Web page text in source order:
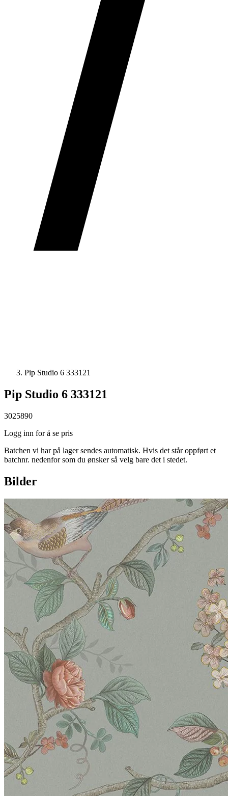
Pip Studio 6 333121
Pip Studio 6 333121
3025890
Logg inn for å se pris
Batchen vi har på lager sendes automatisk. Hvis det står oppført et
batchnr. nedenfor som du ønsker så velg bare det i stedet.
Bilder